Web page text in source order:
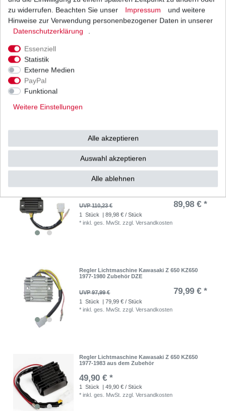
Ölfilter Hiflo HF401 HF 401 Honda Kawasaki
UVP 6,55 €
inkl. ges. MwSt.zzgl.
Regler Lichtmaschine Kawasaki Z 650 KZ650
UVP 110,23 € 89,98 € *
1 Stück
| 89,98 € / Stück
*inkl. ges. MwSt. zzgl.Versandkosten
Regler Lichtmaschine Kawasaki Z 650 KZ650
1977-1980 Zubehör DZE
UVP 97,99 € 79,99 € *
1 Stück
| 79,99 € / Stück
*inkl. ges. MwSt. zzgl.Versandkosten
Regler Lichtmaschine Kawasaki Z 650 KZ650
1977-1983 aus dem Zubehör
49,90 € *
1 Stück
| 49,90 € / Stück
*inkl. ges. MwSt. zzgl.Versandkosten
zu widerrufen. Beachten Sie unser
Impressum
und weitere
Hinweise zur Verwendung personenbezogener Daten in unserer
Daten­schutz­erklärung
Essenziell
Statistik
Externe Medien
PayPal
Funktional
Weitere Einstellungen
Alle akzeptieren
Auswahl akzeptieren
Alle ablehnen